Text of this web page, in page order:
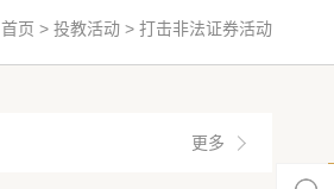
首页 > 投教活动 > 打击非法证券活动
更多